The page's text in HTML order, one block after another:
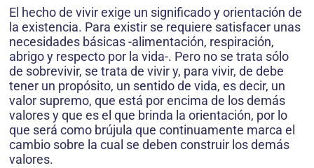
El hecho de vivir exige un significado y orientación de
la existencia. Para existir se requiere satisfacer unas
necesidades básicas -alimentación, respiración,
abrigo y respecto por la vida-. Pero no se trata sólo
de sobrevivir, se trata de vivir y, para vivir, de debe
tener un propósito, un sentido de vida, es decir, un
valor supremo, que está por encima de los demás
valores y que es el que brinda la orientación, por lo
que será como brújula que continuamente marca el
cambio sobre la cual se deben construir los demás
valores.